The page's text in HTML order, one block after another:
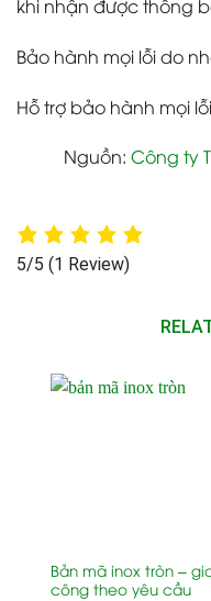
khi nhận được thông
Bảo hành mọi lỗi do
Hỗ trợ bảo hành mọi
Nguồn: Công ty
5/5 (1 Review)
Bản mã inox tròn –
công theo yêu cầu